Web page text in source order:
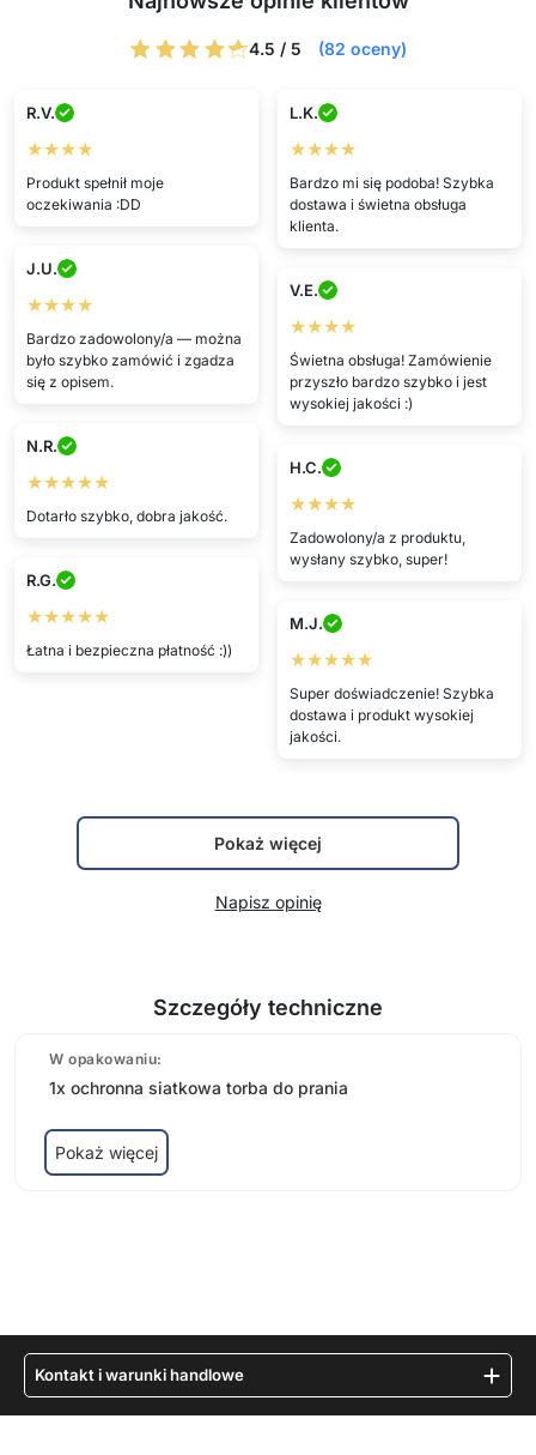
4.5 / 5 (82 oceny)
R.V.
★★★★
Produkt spełnił moje
oczekiwania :DD
L.K.
★★★★
Bardzo mi się podoba! Szybka
dostawa i świetna obsługa
klienta.
J.U.
★★★★
Bardzo zadowolony/a — można
było szybko zamówić i zgadza
się z opisem.
V.E.
★★★★
Świetna obsługa! Zamówienie
przyszło bardzo szybko i jest
wysokiej jakości :)
N.R.
★★★★★
Dotarło szybko, dobra jakość.
H.C.
★★★★
Zadowolony/a z produktu,
wysłany szybko, super!
R.G.
★★★★★
Łatna i bezpieczna płatność :))
M.J.
★★★★★
Super doświadczenie! Szybka
dostawa i produkt wysokiej
jakości.
Pokaż więcej
Napisz opinię
Szczegóły techniczne
W opakowaniu:
1x ochronna siatkowa torba do prania
Pokaż więcej
Kontakt i warunki handlowe